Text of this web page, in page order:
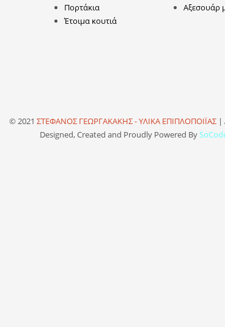
Πορτάκια
Έτοιμα κουτιά
Αξεσουάρ
© 2021 ΣΤΕΦΑΝΟΣ ΓΕΩΡΓΑΚΑΚΗΣ - ΥΛΙΚΑ ΕΠΙΠΛΟΠΟΙΪΑΣ|
Designed, Created and Proudly Powered By